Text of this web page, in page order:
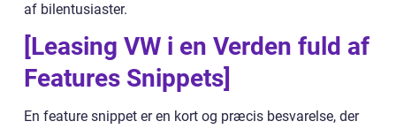
af bilentusiaster.
[Leasing VW i en Verden fuld af
Features Snippets]
En feature snippet er en kort og præcis besvarelse, der